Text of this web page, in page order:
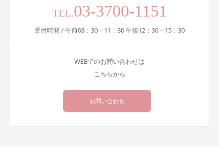
TEL.03-3700-1151
受付時間 / 午前08：30－11：30 午後12：30－15：30
WEBでのお問い合わせは
こちらから
お問い合わせ